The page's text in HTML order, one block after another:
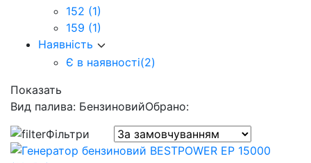
152 (1)
159 (1)
Наявність
Є в наявності(2)
Показать
Вид палива: БензиновийОбрано:
Фільтри